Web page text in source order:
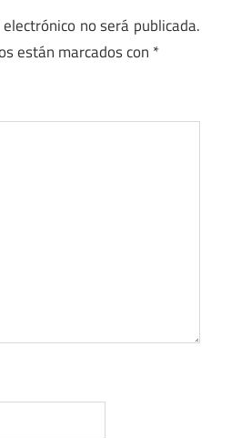
no será publicada.
están marcados con *